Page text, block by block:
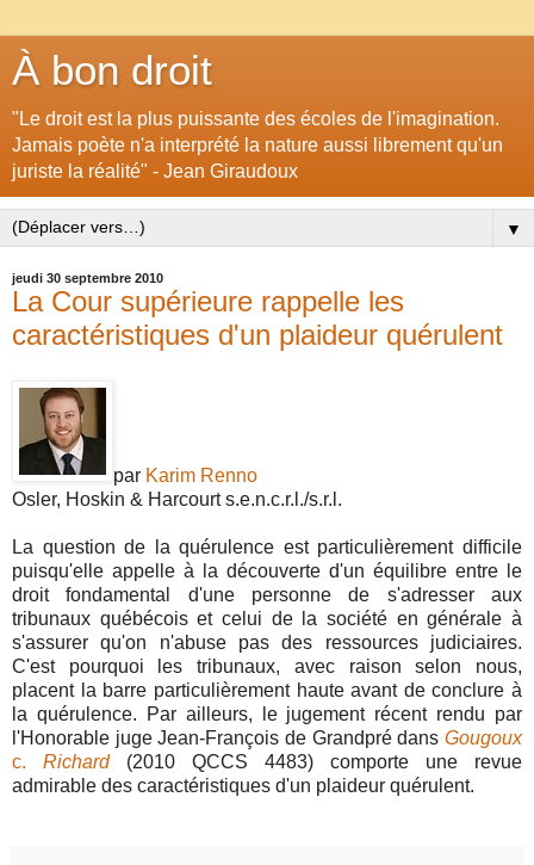
À bon droit
"Le droit est la plus puissante des écoles de l'imagination.
Jamais poète n'a interprété la nature aussi librement qu'un
juriste la réalité" - Jean Giraudoux
▼
jeudi 30 septembre 2010
La Cour supérieure rappelle les
caractéristiques d'un plaideur quérulent
par Karim Renno
Osler, Hoskin & Harcourt s.e.n.c.r.l./s.r.l.
La question de la quérulence est particulièrement difficile
puisqu'elle appelle à la découverte d'un équilibre entre le
droit fondamental d'une personne de s'adresser aux
tribunaux québécois et celui de la société en générale à
s'assurer qu'on n'abuse pas des ressources judiciaires.
C'est pourquoi les tribunaux, avec raison selon nous,
placent la barre particulièrement haute avant de conclure à
la quérulence. Par ailleurs, le jugement récent rendu par
l'Honorable juge Jean-François de Grandpré dans Gougoux
c. Richard(2010 QCCS 4483) comporte une revue
admirable des caractéristiques d'un plaideur quérulent.